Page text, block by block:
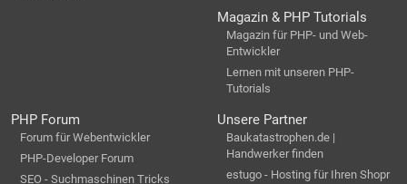
Magazin & PHP Tutorials
Magazin für PHP- und Web-
Entwickler
Lernen mit unseren PHP-
Tutorials
PHP Forum
Forum für Webentwickler
PHP-Developer Forum
SEO - Suchmaschinen Tricks
Unsere Partner
Baukatastrophen.de |
Handwerker finden
estugo - Hosting für Ihren Shopr